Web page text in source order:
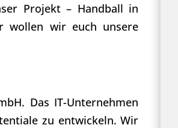
Projekt – Handball in
wollen wir euch unsere
. Das IT-Unternehmen
zu entwickeln.Wir